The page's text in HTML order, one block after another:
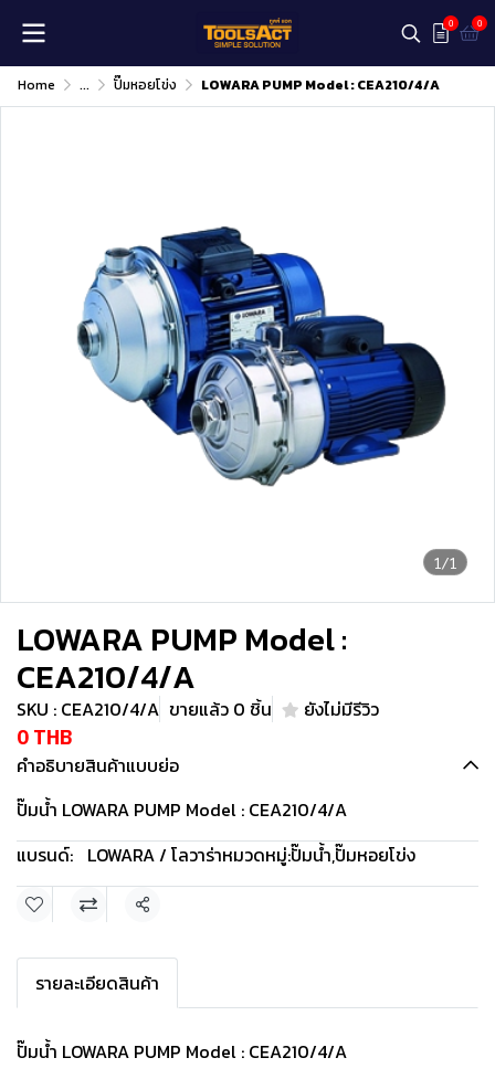
0 0
Home ... ปั๊มหอยโข่ง LOWARA PUMP Model : CEA210/4/A
1/1
LOWARA PUMP Model :
CEA210/4/A
SKU : CEA210/4/A ขายแล้ว 0 ชิ้น ยังไม่มีรีวิว
0 THB
คำอธิบายสินค้าแบบย่อ
ปั๊มน้ำ LOWARA PUMP Model : CEA210/4/A
แบรนด์: LOWARA / โลวาร่าหมวดหมู่:ปั๊มน้ำ,ปั๊มหอยโข่ง
แชร์
รายละเอียดสินค้า
ปั๊มน้ำ LOWARA PUMP Model : CEA210/4/A